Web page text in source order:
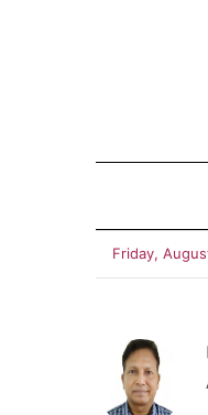
Friday,